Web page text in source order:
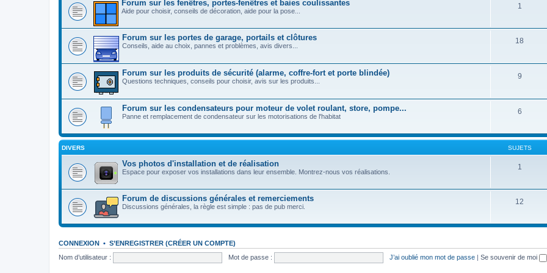
Forum sur les fenêtres, portes-fenêtres et baies coulissantes
Aide pour choisir, conseils de décoration, aide pour la pose...
1
Forum sur les portes de garage, portails et clôtures
Conseils, aide au choix, pannes et problèmes, avis divers...
18
Forum sur les produits de sécurité (alarme, coffre-fort et porte blindée)
Questions techniques, conseils pour choisir, avis sur les produits...
9
Forum sur les condensateurs pour moteur de volet roulant, store, pompe...
Panne et remplacement de condensateur sur les motorisations de l'habitat
6
DIVERS SUJETS
Vos photos d'installation et de réalisation
Espace pour exposer vos installations dans leur ensemble. Montrez-nous vos réalisations.
1
Forum de discussions générales et remerciements
Discussions générales, la règle est simple : pas de pub merci.
12
CONNEXION • S’ENREGISTRER (CRÉER UN COMPTE)
Nom d’utilisateur :
Mot de passe : J’ai oublié mon mot de passe | Se souvenir de moi